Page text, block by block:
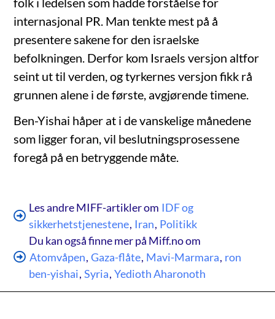
internasjonal PR. Man tenkte mest på å
presentere sakene for den israelske
befolkningen. Derfor kom Israels versjon altfor
seint ut til verden, og tyrkernes versjon fikk rå
grunnen alene i de første, avgjørende timene.
Ben-Yishai håper at i de vanskelige månedene
som ligger foran, vil beslutningsprosessene
foregå på en betryggende måte.
Les andre MIFF-artikler om IDF og
sikkerhetstjenestene, Iran, Politikk
Du kan også finne mer på Miff.no om
Atomvåpen, Gaza-flåte, Mavi-Marmara, ron
ben-yishai, Syria, Yedioth Aharonoth